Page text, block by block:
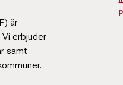
är
erbjuder
samt